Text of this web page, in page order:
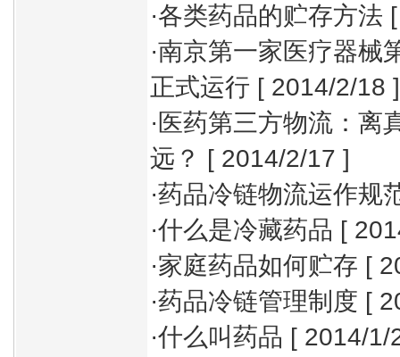
·各类药品的贮存方法
·南京第一家医疗器械
正式运行 [ 2014/2/18 ]
·医药第三方物流：离
远？ [ 2014/2/17 ]
·药品冷链物流运作规
·什么是冷藏药品 [
·家庭药品如何贮存 [
·药品冷链管理制度 [
·什么叫药品 [ 2014/1/